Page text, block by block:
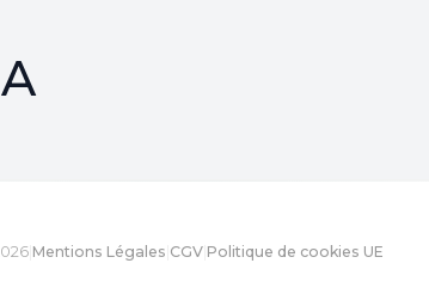
Mentions Légales CGV Politique de cookies UE